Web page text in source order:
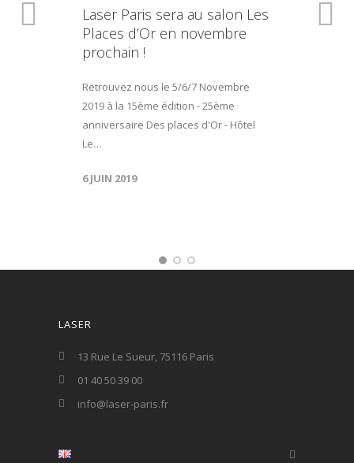
Laser Paris sera au salon Les
Places d’Or en novembre
prochain !
Retrouvez nous le 5/6/7 Novembre
2019 à la 15ème édition - 25ème
anniversaire Des places d'Or - Hôtel
Le…
6 JUIN 2019
LASER
13 Rue Le Sueur, 75116 Paris
01 40 50 39 00
info@laser-paris.fr